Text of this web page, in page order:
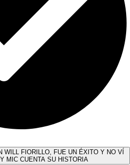
WILL FIORILLO, FUE UN ÉXITO Y NO VÍ
MIC CUENTA SU HISTORIA